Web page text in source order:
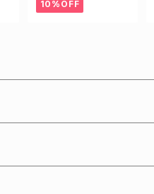
ョーケース
10%OFF